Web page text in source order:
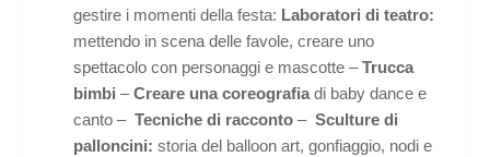
gestire i momenti della festa: Laboratori di teatro:
mettendo in scena delle favole, creare uno
spettacolo con personaggi e mascotte –Trucca
bimbi –Creare una coreografia di baby dance e
canto –Tecniche di racconto –Sculture di
palloncini: storia del balloon art, gonfiaggio, nodi e